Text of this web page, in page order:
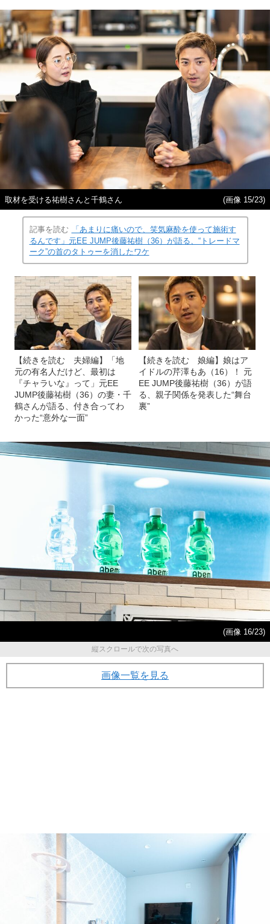
取材を受ける祐樹さんと千鶴さん (画像 15/23)
記事を読む
「あまりに痛いので、笑気麻酔を使って施術す
るんです」元EE JUMP後藤祐樹（36）が語る、“トレードマ
ーク”の首のタトゥーを消したワケ
【続きを読む 夫婦編】「地
元の有名人だけど、最初は
『チャラいな』って」元EE
JUMP後藤祐樹（36）の妻・千
鶴さんが語る、付き合ってわ
かった“意外な一面”
【続きを読む 娘編】娘はア
イドルの芹澤もあ（16）！ 元
EE JUMP後藤祐樹（36）が語
る、親子関係を発表した“舞台
裏”
(画像 16/23)
縦スクロールで次の写真へ
画像一覧を見る